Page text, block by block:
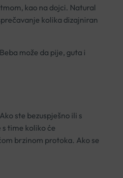
kao na dojci. Natural
kolika dizajniran
može da pije, guta i
ste bezuspješno ili s
time koliko će
brzinom protoka. Ako se